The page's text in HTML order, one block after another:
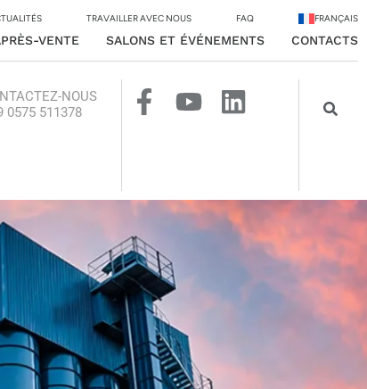
TRAVAILLER AVEC NOUS FAQ FRANÇAIS
VENTE SALONS ET ÉVÉNEMENTS CONTACTS
NOUS
0575 511378